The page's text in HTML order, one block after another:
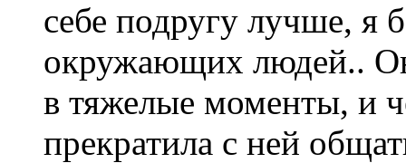
себе подругу лучше, я
окружающих людей..
в тяжелые моменты, и
прекратила с ней